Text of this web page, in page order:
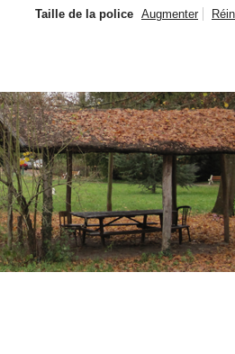
Taille de la police Augmenter